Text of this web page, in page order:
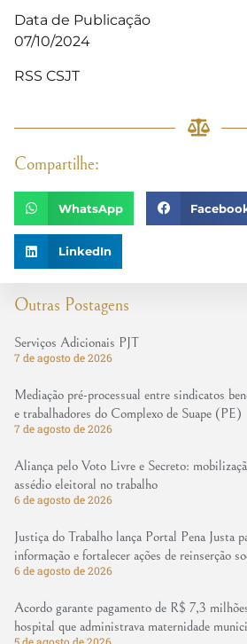
Outras Postagens
Serviços Adicionais PJT
7 de agosto de 2026
Mediação pré-processual entre sindicatos
e trabalhadores do Complexo de Suape (PE)
7 de agosto de 2026
Aliança pelo Voto Livre e Secreto:
assédio eleitoral no trabalho
6 de agosto de 2026
Justiça do Trabalho lança Portal Pena Justa
informação e fortalecer ações de reinserção
6 de agosto de 2026
Acordo garante pagamento de R$ 7,3
hospital que administrava maternidade
5 de agosto de 2026
Data de Publicação
07/10/2024
RSS CSJT
Compartilhe:
WhatsApp
LinkedIn